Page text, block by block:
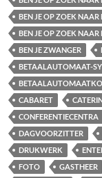
BEN JE OP ZOEK
BEN JE OP ZOEK
BEN JE ZWANGER
BETAALAUTOMAAT-
CABARET
CONFERENTIECENTRA
DAGVOORZITTER
DRUKWERK
FOTO
GASTHEER